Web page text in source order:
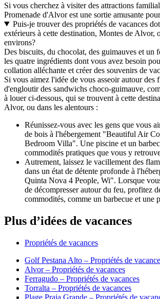
Si vous cherchez à visiter des attractions
Promenade d'Alvor est une sortie amusante
Puis-je trouver des propriétés de vacances
extérieurs à cette destination, Montes de Alvor,
environs?
Des biscuits, du chocolat, des guimauves et un
les quatre ingrédients dont vous avez besoin
collation alléchante et créer des souvenirs de
Si vous aimez l'idée de vous asseoir autour des
d'engloutir des sandwichs choco-guimauve,
à louer ci-dessous, qui se trouvent à cette
Alvor, ou dans les alentours :
Réunissez-vous avec les gens que vous
de bois à l'hébergement "Beautiful Air
Bedroom Villa". Une piscine et un
commodités pratiques que vous y
Autrement, laissez le vacillement des
dans un état de détente profonde à
Quinta Nova 4 People, Wi". Lorsque
de décompresser autour du feu, profitez
commodités, comme un barbecue et une
Plus d’idées de vacances
Propriétés de vacances
Golf Pestana Alto – Propriétés de
Alvor – Propriétés de vacances
Ferragudo – Propriétés de vacances
Torralta – Propriétés de vacances
Plage Praia Grande – Propriétés de